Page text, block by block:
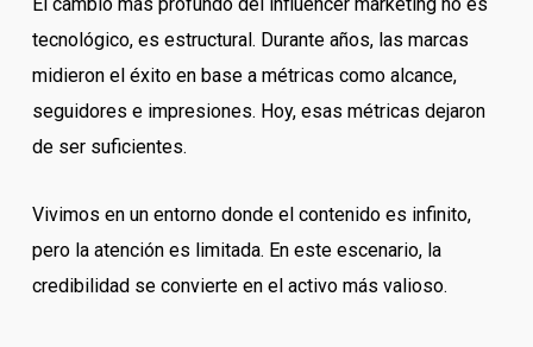
tecnológico, es estructural. Durante años, las marcas
midieron el éxito en base a métricas como alcance,
seguidores e impresiones. Hoy, esas métricas dejaron
de ser suficientes.
Vivimos en un entorno donde el contenido es infinito,
pero la atención es limitada. En este escenario, la
credibilidad se convierte en el activo más valioso.